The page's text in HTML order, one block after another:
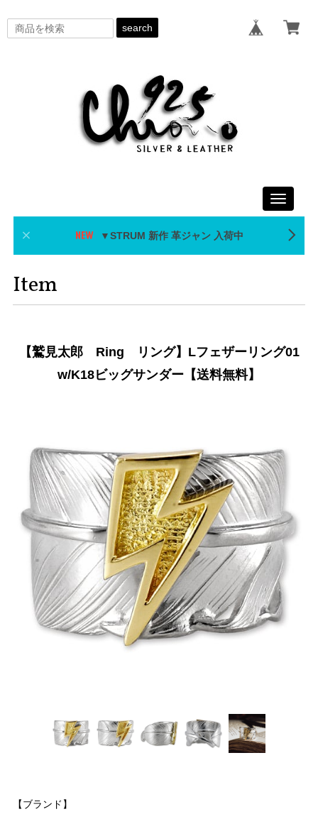
search
Toggle
▼STRUM 新作 革ジャン 入荷中
Item
【鷲見太郎 Ring リング】Lフェザーリング01
w/K18ビッグサンダー【送料無料】
【ブランド】